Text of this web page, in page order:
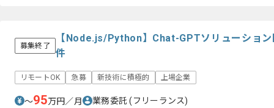
募集終了
【Node.js/Python】Chat-GPTソリューション
件
リモートOK 急募 新技術に積極的 上場企業
〜95万円／月 業務委託(フリーランス)